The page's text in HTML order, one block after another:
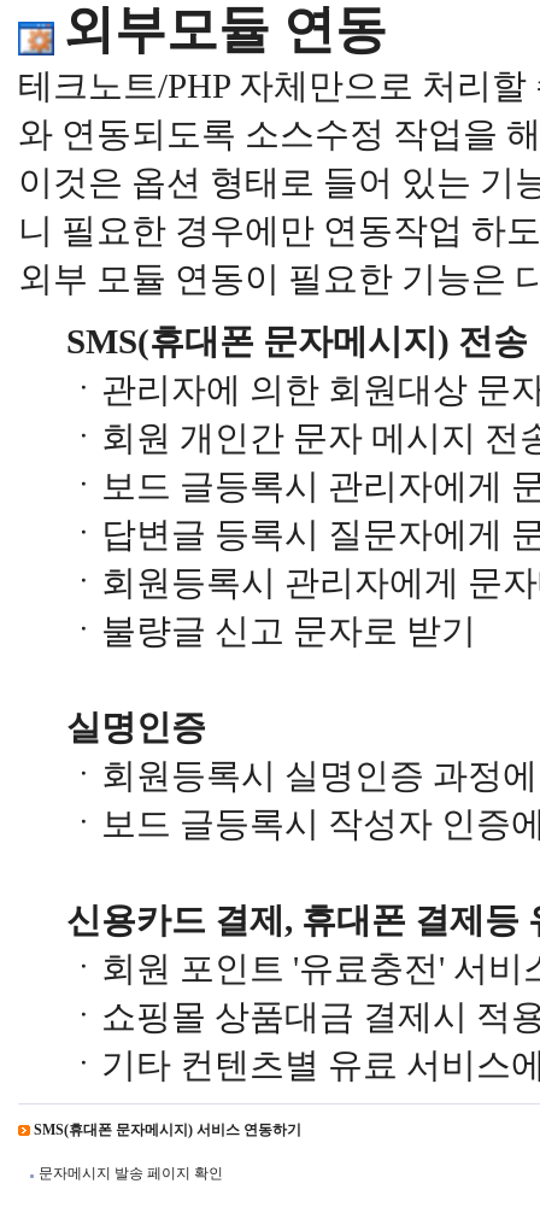
외부모듈 연동
테크노트/PHP 자체만으로 처리
와 연동되도록 소스수정 작업을
이것은 옵션 형태로 들어 있는 기
니 필요한 경우에만 연동작업 하
외부 모듈 연동이 필요한 기능은
SMS(휴대폰 문자메시지) 전송
ㆍ관리자에 의한 회원대상 문
ㆍ회원 개인간 문자 메시지 전
ㆍ보드 글등록시 관리자에게
ㆍ답변글 등록시 질문자에게
ㆍ회원등록시 관리자에게 문
ㆍ불량글 신고 문자로 받기
실명인증
ㆍ회원등록시 실명인증 과정
ㆍ보드 글등록시 작성자 인증
신용카드 결제, 휴대폰 결제등
ㆍ회원 포인트 '유료충전' 서비
ㆍ쇼핑몰 상품대금 결제시 적
ㆍ기타 컨텐츠별 유료 서비스
SMS(휴대폰 문자메시지) 서비스 연동하기
문자메시지 발송 페이지 확인